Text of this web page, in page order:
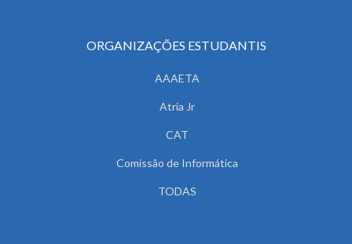
ORGANIZAÇÕES ESTUDANTIS
AAAETA
Atria Jr
CAT
Comissão de Informática
TODAS